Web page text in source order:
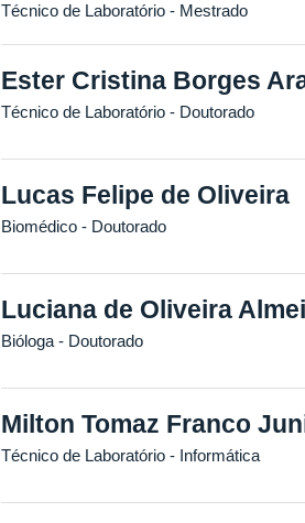
Técnico de Laboratório - Mestrado
Ester Cristina Borges
Técnico de Laboratório - Doutorado
Lucas Felipe de Oliveira
Biomédico - Doutorado
Luciana de Oliveira
Bióloga - Doutorado
Milton Tomaz Franco
Técnico de Laboratório - Informática